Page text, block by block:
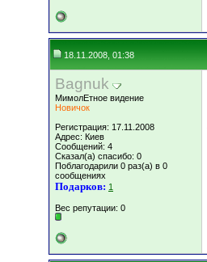
18.11.2008, 01:38
Bagnuk
МимолЕтное видение
Новичок
Регистрация: 17.11.2008
Адрес: Киев
Сообщений: 4
Сказал(а) спасибо: 0
Поблагодарили 0 раз(а) в 0
сообщениях
Подарков: 1
Вес репутации: 0